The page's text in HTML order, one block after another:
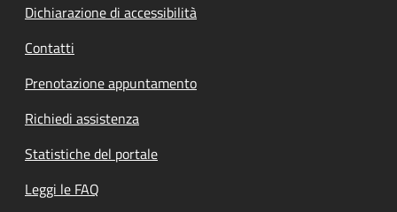
Dichiarazione di accessibilità
Contatti
Prenotazione appuntamento
Richiedi assistenza
Statistiche del portale
Leggi le FAQ